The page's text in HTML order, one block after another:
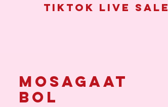
Tiktok live sale
Mosagaat
bol